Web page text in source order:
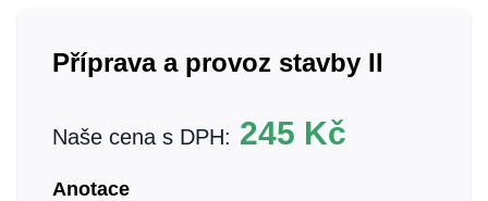
Příprava a provoz stavby II
Naše cena s DPH: 245 Kč
Anotace